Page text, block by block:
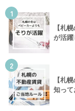
1
【札
が活躍
2
【札
知って